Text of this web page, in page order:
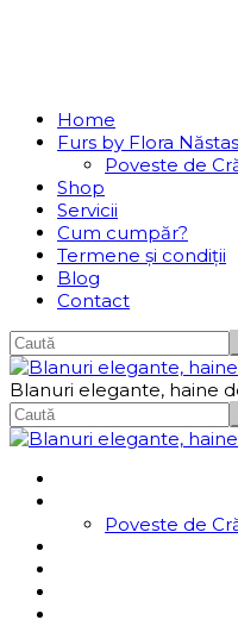
Home
Furs by Flora
Poveste de
Shop
Servicii
Cum cumpăr?
Termene și condiții
Blog
Contact
Blanuri elegante, haine
Poveste de